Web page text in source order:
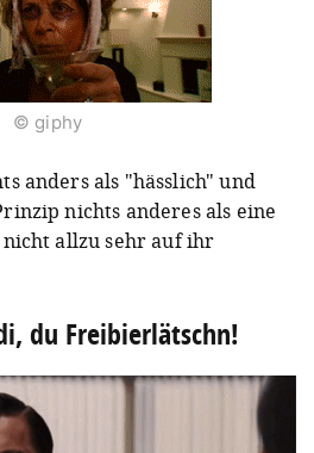
© giphy
anders als "hässlich" und
nichts anderes als eine
allzu sehr auf ihr
du Freibierlätschn!